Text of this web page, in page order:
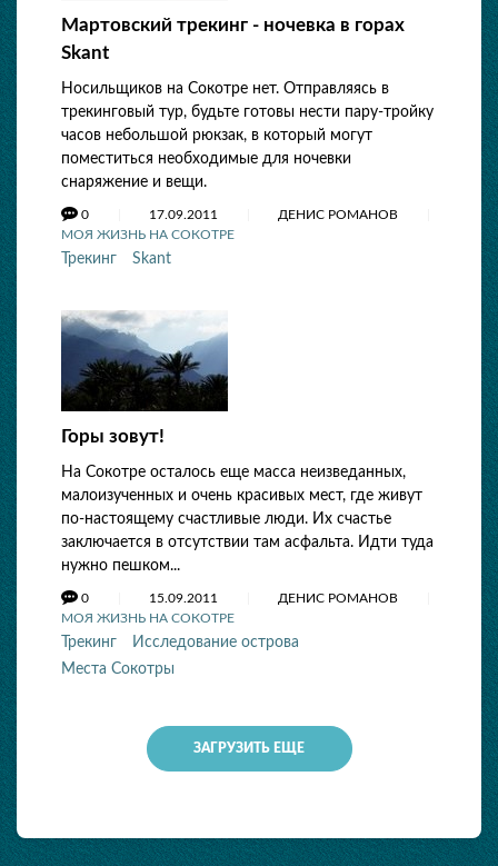
Мартовский трекинг - ночевка в горах
Skant
Носильщиков на Сокотре нет. Отправляясь в
трекинговый тур, будьте готовы нести пару-тройку
часов небольшой рюкзак, в который могут
поместиться необходимые для ночевки
снаряжение и вещи.
0 17.09.2011
ДЕНИС РОМАНОВ
МОЯ ЖИЗНЬ НА СОКОТРЕ
Трекинг Skant
Горы зовут!
На Сокотре осталось еще масса неизведанных,
малоизученных и очень красивых мест, где живут
по-настоящему счастливые люди. Их счастье
заключается в отсутствии там асфальта. Идти туда
нужно пешком...
0 15.09.2011
ДЕНИС РОМАНОВ
МОЯ ЖИЗНЬ НА СОКОТРЕ
Трекинг
Исследование острова
Места Сокотры
ЗАГРУЗИТЬ ЕЩЕ